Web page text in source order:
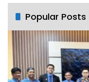
Popular Posts